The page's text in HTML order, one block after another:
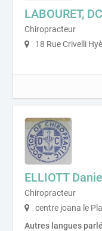
LABOURET,
Chiropracteur
18 Rue Crivelli
ELLIOTT
Chiropracteur
centre joana le
Autres langues